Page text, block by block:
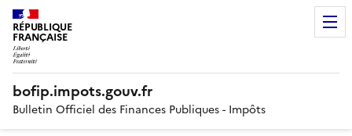
RÉPUBLIQUE
FRANÇAISE
bofip.impots.gouv.fr
Bulletin Officiel des Finances Publiques - Impôts